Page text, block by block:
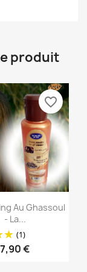
produit
rapide
Au Ghassoul
- La...
(1)
7,90 €
favorite_border